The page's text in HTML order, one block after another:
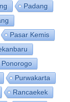
Padang
Pasar Kemis
Ponorogo
Purwakarta
Rancaekek